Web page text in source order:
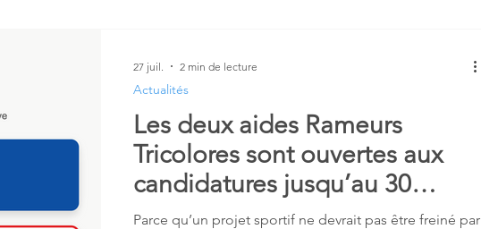
Actus 2014
Actus 2009
Les deux aides Rameurs
Tricolores sont ouvertes aux
candidatures jusqu’au 30
septembre
Parce qu’un projet sportif ne devrait pas être freiné par
Actualités
27 juil. 2 min de lecture